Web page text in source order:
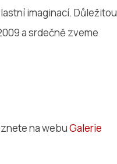
imaginací. Důležitou
a srdečně zveme
na webuGalerie